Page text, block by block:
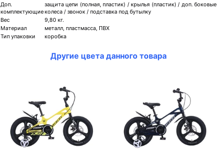
Доп.
комплектующие
защита цепи (полная, пластик) / крылья (пластик) / доп. боковые
колеса / звонок / подставка под бутылку
Вес
9,80 кг.
Материал
металл, пластмасса, ПВХ
Тип упаковки
коробка
Другие цвета данного товара